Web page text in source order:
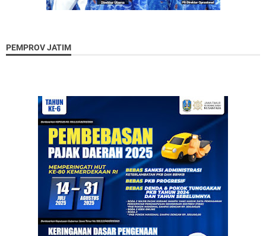
PEMPROV JATIM